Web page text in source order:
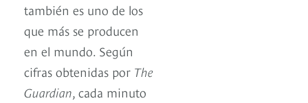
también es uno de los
que más se producen
en el mundo. Según
cifras obtenidas por The
Guardian, cada minuto